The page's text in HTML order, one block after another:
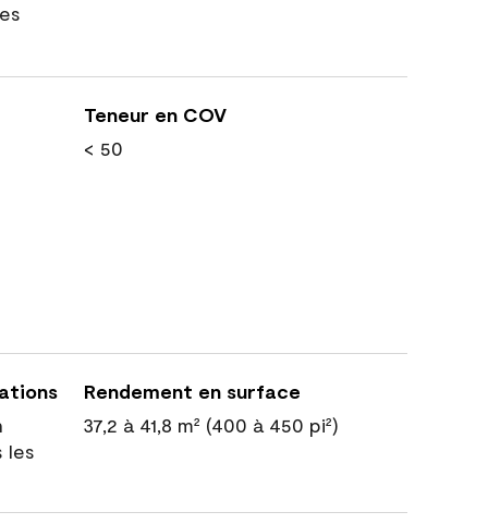
Teneur en COV
< 50
les
Rendement en surface
37,2 à 41,8 m² (400 à 450 pi²)